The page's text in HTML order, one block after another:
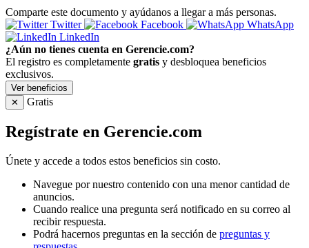
Comparte este documento y ayúdanos a llegar a más personas.
Twitter
Facebook
WhatsApp
LinkedIn
¿Aún no tienes cuenta en Gerencie.com?
El registro es completamente gratis y desbloquea beneficios
exclusivos.
Ver beneficios
✕
Gratis
Regístrate en Gerencie.com
Únete y accede a todos estos beneficios sin costo.
Navegue por nuestro contenido con una menor cantidad de
anuncios.
Cuando realice una pregunta será notificado en su correo al
recibir respuesta.
Podrá hacernos preguntas en la sección de preguntas y